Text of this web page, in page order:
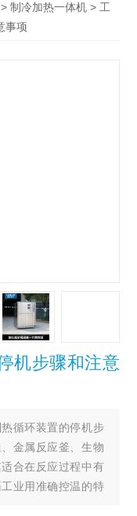
>制冷加热一体机 > 工
事项
机步骤和注意
热循环装置的停机步
金属反应釜、生物
合在反应过程中有
业用准确控温的特